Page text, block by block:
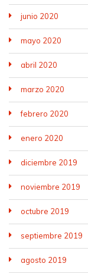
junio 2020
mayo 2020
abril 2020
marzo 2020
febrero 2020
enero 2020
diciembre 2019
noviembre 2019
octubre 2019
septiembre 2019
agosto 2019